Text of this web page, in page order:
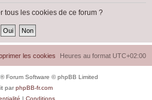
tous les cookies de ce forum ?
Heures au format UTC+02:00
les cookies
® Forum Software © phpBB Limited
parphpBB-fr.com
| Conditions